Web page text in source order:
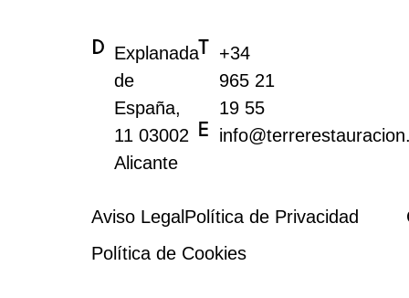
Explanada
de
España,
11 03002
Alicante
+34
965 21
19 55
Aviso LegalPolítica de Privacidad
Política de Cookies